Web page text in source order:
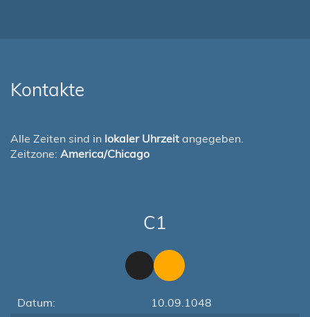
Kontakte
Alle Zeiten sind in lokaler Uhrzeit angegeben.
Zeitzone: America/Chicago
C1
Datum:
10.09.1048